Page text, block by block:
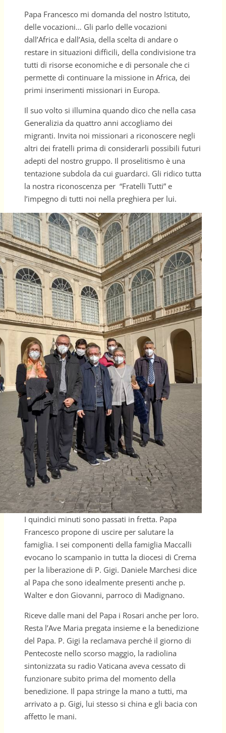
Papa Francesco mi domanda del nostro Istituto,
delle vocazioni… Gli parlo delle vocazioni
dall’Africa e dall’Asia, della scelta di andare o
restare in situazioni difficili, della condivisione tra
tutti di risorse economiche e di personale che ci
permette di continuare la missione in Africa, dei
primi inserimenti missionari in Europa.
Il suo volto si illumina quando dico che nella casa
Generalizia da quattro anni accogliamo dei
migranti. Invita noi missionari a riconoscere negli
altri dei fratelli prima di considerarli possibili futuri
adepti del nostro gruppo. Il proselitismo è una
tentazione subdola da cui guardarci. Gli ridico tutta
la nostra riconoscenza per “Fratelli Tutti” e
l’impegno di tutti noi nella preghiera per lui.
I quindici minuti sono passati in fretta. Papa
Francesco propone di uscire per salutare la
famiglia. I sei componenti della famiglia Maccalli
evocano lo scampanìo in tutta la diocesi di Crema
per la liberazione di P. Gigi. Daniele Marchesi dice
al Papa che sono idealmente presenti anche p.
Walter e don Giovanni, parroco di Madignano.
Riceve dalle mani del Papa i Rosari anche per loro.
Resta l’Ave Maria pregata insieme e la benedizione
del Papa. P. Gigi la reclamava perché il giorno di
Pentecoste nello scorso maggio, la radiolina
sintonizzata su radio Vaticana aveva cessato di
funzionare subito prima del momento della
benedizione. Il papa stringe la mano a tutti, ma
arrivato a p. Gigi, lui stesso si china e gli bacia con
affetto le mani.